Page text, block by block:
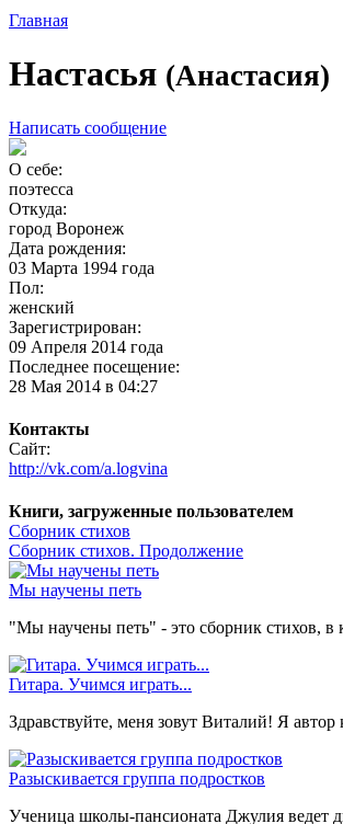
Главная
Настасья (Анастасия)
Написать сообщение
О себе:
поэтесса
Откуда:
город Воронеж
Дата рождения:
03 Марта 1994 года
Пол:
женский
Зарегистрирован:
09 Апреля 2014 года
Последнее посещение:
28 Мая 2014 в 04:27
Контакты
Сайт:
http://vk.com/a.logvina
Книги, загруженные пользователем
Сборник стихов
Сборник стихов. Продолжение
Мы научены петь
"Мы научены петь" - это сборник стихов, в
Гитара. Учимся играть...
Здравствуйте, меня зовут Виталий! Я
Разыскивается группа подростков
Ученица школы-пансионата Джулия ведет